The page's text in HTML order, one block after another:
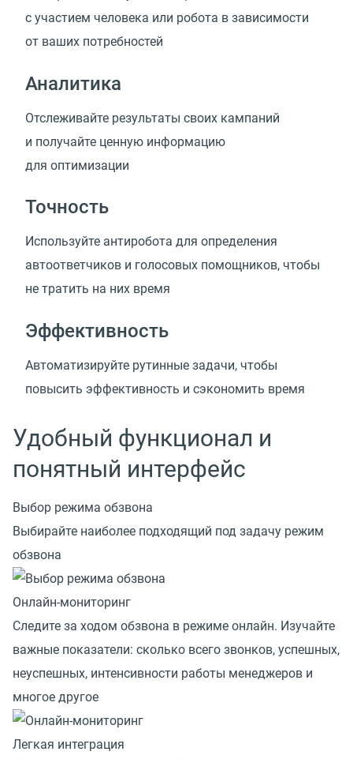
с участием человека или робота в зависимости
от ваших потребностей
Аналитика
Отслеживайте результаты своих кампаний
и получайте ценную информацию
для оптимизации
Точность
Используйте антиробота для определения
автоответчиков и голосовых помощников, чтобы
не тратить на них время
Эффективность
Автоматизируйте рутинные задачи, чтобы
повысить эффективность и сэкономить время
Удобный функционал и
понятный интерфейс
Выбор режима обзвона
Выбирайте наиболее подходящий под задачу режим
обзвона
Онлайн-мониторинг
Следите за ходом обзвона в режиме онлайн. Изучайте
важные показатели: сколько всего звонков, успешных,
неуспешных, интенсивности работы менеджеров и
многое другое
Легкая интеграция